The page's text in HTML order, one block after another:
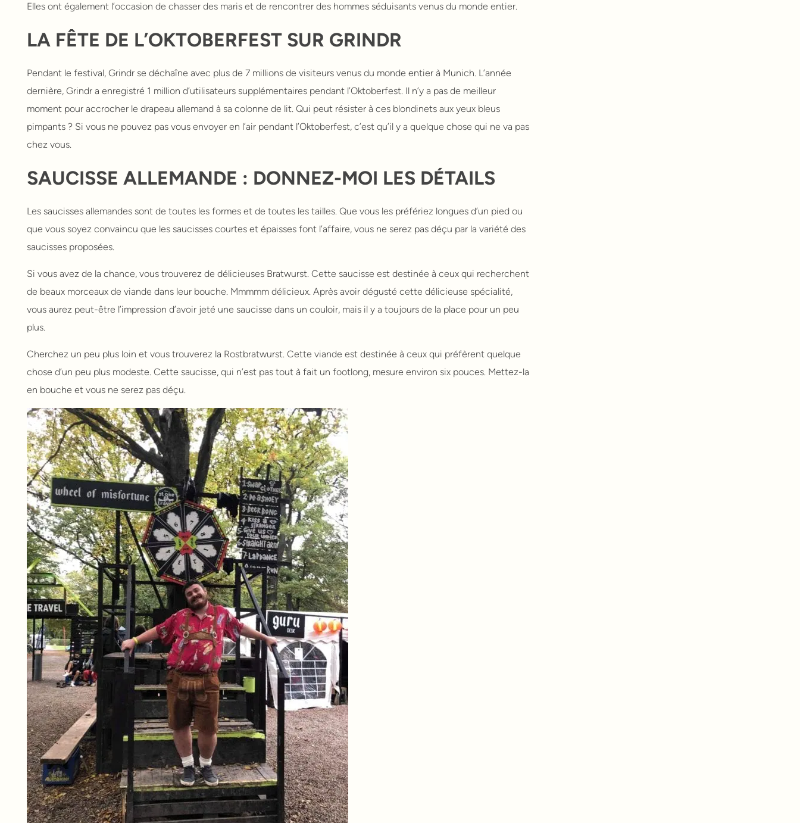
Elles ont également l’occasion de chasser des maris et de rencontrer des hommes séduisants venus du monde entier.
LA FÊTE DE L’OKTOBERFEST SUR GRINDR
Pendant le festival, Grindr se déchaîne avec plus de 7 millions de visiteurs venus du monde entier à Munich. L’année
dernière, Grindr a enregistré 1 million d’utilisateurs supplémentaires pendant l’Oktoberfest. Il n’y a pas de meilleur
moment pour accrocher le drapeau allemand à sa colonne de lit. Qui peut résister à ces blondinets aux yeux bleus
pimpants ? Si vous ne pouvez pas vous envoyer en l’air pendant l’Oktoberfest, c’est qu’il y a quelque chose qui ne va pas
chez vous.
SAUCISSE ALLEMANDE : DONNEZ-MOI LES DÉTAILS
Les saucisses allemandes sont de toutes les formes et de toutes les tailles. Que vous les préfériez longues d’un pied ou
que vous soyez convaincu que les saucisses courtes et épaisses font l’affaire, vous ne serez pas déçu par la variété des
saucisses proposées.
Si vous avez de la chance, vous trouverez de délicieuses Bratwurst. Cette saucisse est destinée à ceux qui recherchent
de beaux morceaux de viande dans leur bouche. Mmmmm délicieux. Après avoir dégusté cette délicieuse spécialité,
vous aurez peut-être l’impression d’avoir jeté une saucisse dans un couloir, mais il y a toujours de la place pour un peu
plus.
Cherchez un peu plus loin et vous trouverez la Rostbratwurst. Cette viande est destinée à ceux qui préfèrent quelque
chose d’un peu plus modeste. Cette saucisse, qui n’est pas tout à fait un footlong, mesure environ six pouces. Mettez-la
en bouche et vous ne serez pas déçu.